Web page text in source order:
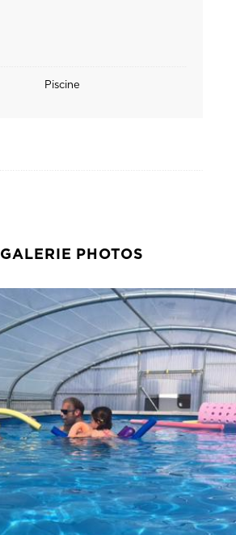
Piscine
GALERIE PHOTOS